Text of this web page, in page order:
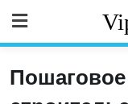
content